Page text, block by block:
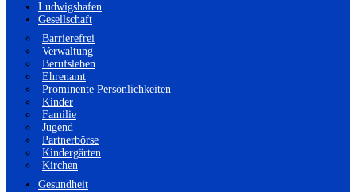
Ludwigshafen
Gesellschaft
Barrierefrei
Verwaltung
Berufsleben
Ehrenamt
Prominente Persönlichkeiten
Kinder
Familie
Jugend
Partnerbörse
Kindergärten
Kirchen
Gesundheit